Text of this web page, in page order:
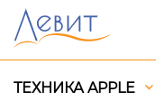
ТЕХНИКА APPLE